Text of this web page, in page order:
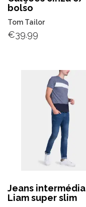
bolso
Tom Tailor
€39.99
Jeans intermédia
Liam super slim